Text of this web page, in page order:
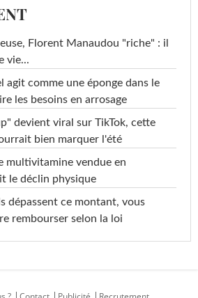
Florent Manaudou "riche" : il
vie...
agit comme une éponge dans le
les besoins en arrosage
devient viral sur TikTok, cette
bien marquer l'été
multivitamine vendue en
le déclin physique
dépassent ce montant, vous
rembourser selon la loi